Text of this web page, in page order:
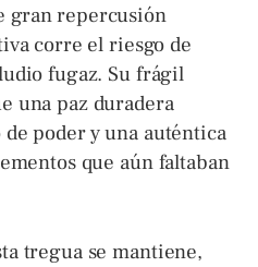
gran repercusión
corre el riesgo de
fugaz. Su frágil
una paz duradera
poder y una auténtica
que aún faltaban
tregua se mantiene,